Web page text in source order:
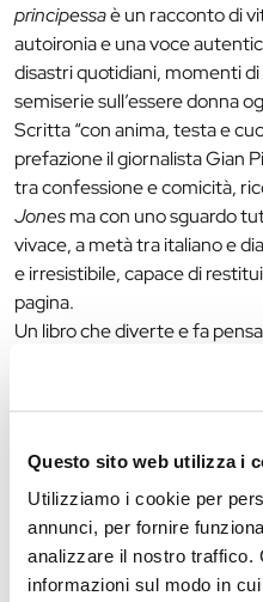
Questo sito web utilizza i
Utilizziamo i cookie per
annunci, per fornire
analizzare il nostro traffico.
informazioni sul modo in
principessaè un racconto di
autoironia e una voce
disastri quotidiani, momenti
semiserie sull’essere donna
Scritta “con anima, testa e
prefazione il giornalista Gian
tra confessione e comicità,
Jonesma con uno sguardo
vivace, a metà tra italiano e
e irresistibile, capace di
pagina.
Un libro che diverte e fa
tenerezze della vita
inconfondibile di chi sa ridere
mondo intorno.
Dialoga con l’autrice lo
Zerbini
Per informazioni:0532